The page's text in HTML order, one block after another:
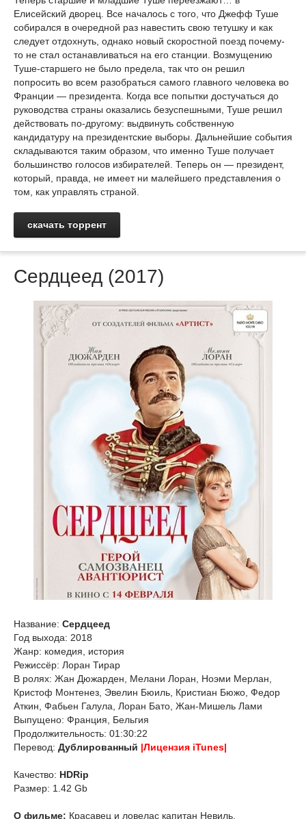
Елисейский дворец. Все началось с того, что Джефф Туше
собирался в очередной раз навестить свою тетушку и как
следует отдохнуть, однако новый скоростной поезд почему-
то не стал останавливаться на его станции. Возмущению
Туше-старшего не было предела, так что он решил
попросить во всем разобраться самого главного человека во
Франции — президента. Когда все попытки достучаться до
руководства страны оказались безуспешными, Туше решил
действовать по-другому: выдвинуть собственную
кандидатуру на президентские выборы. Дальнейшие события
складываются таким образом, что именно Туше получает
большинство голосов избирателей. Теперь он — президент,
который, правда, не имеет ни малейшего представления о
том, как управлять страной.
скачать торрент
Сердцеед (2017)
Название: Сердцеед
Год выхода: 2018
Жанр: комедия, история
Режиссёр: Лоран Тирар
В ролях: Жан Дюжарден, Мелани Лоран, Ноэми Мерлан,
Кристоф Монтенез, Эвелин Бюиль, Кристиан Бюжо, Федор
Аткин, Фабьен Галула, Лоран Бато, Жан-Мишель Лами
Выпущено: Франция, Бельгия
Продолжительность: 01:30:22
Перевод: Дублированный |Лицензия iTunes|
Качество: HDRip
Размер: 1.42 Gb
О фильме: Красавец и ловелас капитан Невиль,